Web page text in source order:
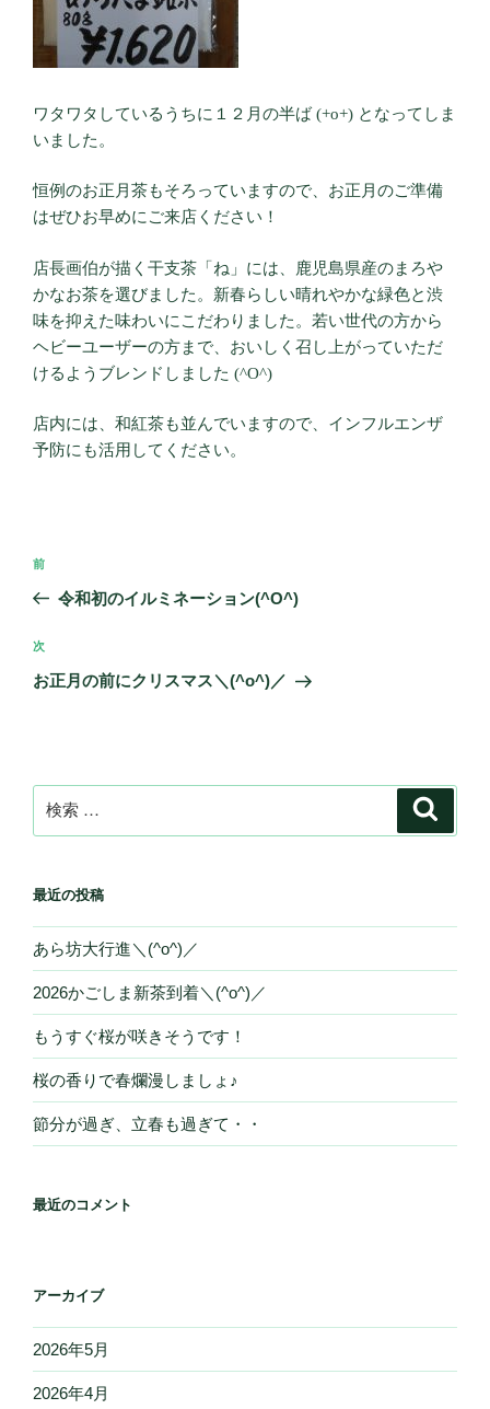
ワタワタしているうちに１２月の半ば (+o+) となってしま
いました。
恒例のお正月茶もそろっていますので、お正月のご準備
はぜひお早めにご来店ください！
店長画伯が描く干支茶「ね」には、鹿児島県産のまろや
かなお茶を選びました。新春らしい晴れやかな緑色と渋
味を抑えた味わいにこだわりました。若い世代の方から
ヘビーユーザーの方まで、おいしく召し上がっていただ
けるようブレンドしました (^O^)
店内には、和紅茶も並んでいますので、インフルエンザ
予防にも活用してください。
投
ビ
ゲ
ン
過
去
投
稿
前
令和初のイルミネーション(^O^)
次
の
次
お正月の前にクリスマス＼(^o^)／
検
索:
最近の投稿
あら坊大行進＼(^o^)／
2026かごしま新茶到着＼(^o^)／
もうすぐ桜が咲きそうです！
桜の香りで春爛漫しましょ♪
節分が過ぎ、立春も過ぎて・・
最近のコメント
アーカイブ
2026年5月
2026年4月